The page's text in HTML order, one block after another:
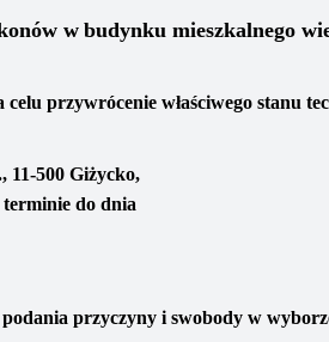
w budynku mieszkalnego
celu przywrócenie właściwego stanu
11-500 Giżycko,
do dnia
przyczyny i swobody w